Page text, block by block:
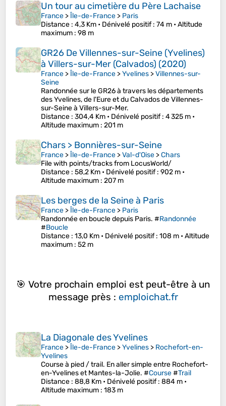
Un tour au cimetière du Père Lachaise
France >Île-de-France > Paris
Distance : 4,3 Km • Dénivelé positif: 74 m •Altitude
maximum : 98 m
GR26 De Villennes-sur-Seine (Yvelines)
à Villers-sur-Mer (Calvados) (2020)
France >Île-de-France >Yvelines >Villennes-sur-
Seine
Randonnée sur le GR26 à travers les départements
des Yvelines, de l'Eure et du Calvados de Villennes-
sur-Seine à Villers-sur-Mer.
Distance : 304,4 Km • Dénivelé positif: 4 325 m •
Altitude maximum : 201 m
Chars > Bonnières-sur-Seine
France >Île-de-France >Val-d'Oise >Chars
File with points/tracks from LocusWorld/
Distance : 58,2 Km • Dénivelé positif: 902 m •
Altitude maximum : 207 m
Les berges de la Seine à Paris
France >Île-de-France > Paris
Randonnée en boucle depuis Paris. #Randonnée
#Boucle
Distance : 13,0 Km • Dénivelé positif: 108 m •Altitude
maximum : 52 m
🎯 Votre prochain emploi est peut-être à un
message près : emploichat.fr
La Diagonale des Yvelines
France >Île-de-France >Yvelines > Rochefort-en-
Yvelines
Course à pied / trail. En aller simple entre Rochefort-
en-Yvelines et Mantes-la-Jolie. #Course#Trail
Distance : 88,8 Km • Dénivelé positif: 884 m •
Altitude maximum : 183 m